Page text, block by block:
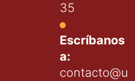
35
Escríbanos
a:
contacto@u